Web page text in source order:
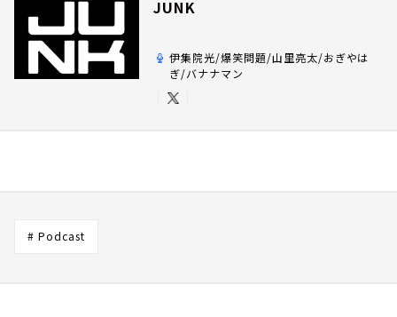
JUNK
伊集院光/爆笑問題/山里亮太/おぎやは
ぎ/バナナマン
# Podcast